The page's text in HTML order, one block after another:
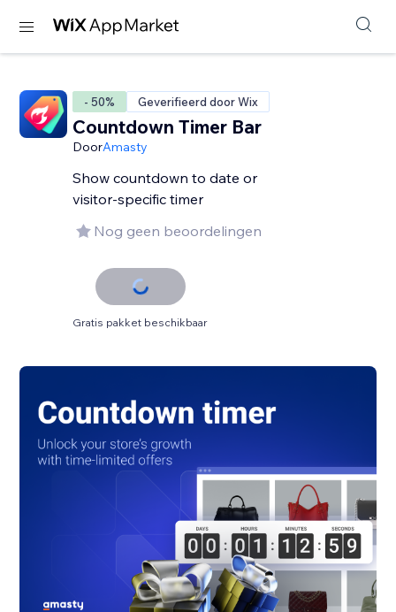
- 50% Geverifieerd door Wix
Countdown Timer Bar
DoorAmasty
Show countdown to date or
visitor-specific timer
Nog geen beoordelingen
Gratis pakket beschikbaar